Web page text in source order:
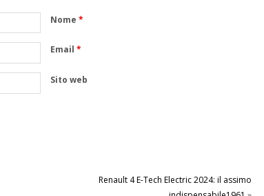
Nome *
Email *
Sito web
Renault 4 E-Tech Electric 2024: il assimo